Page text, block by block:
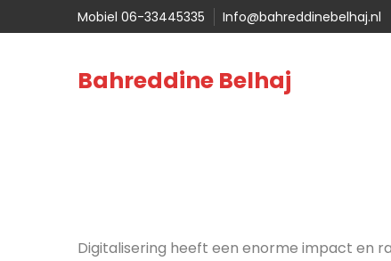
Mobiel 06-33445335 Info@bahreddinebelhaj.nl
Bahreddine Belhaj
Digitalisering heeft een enorme impact en